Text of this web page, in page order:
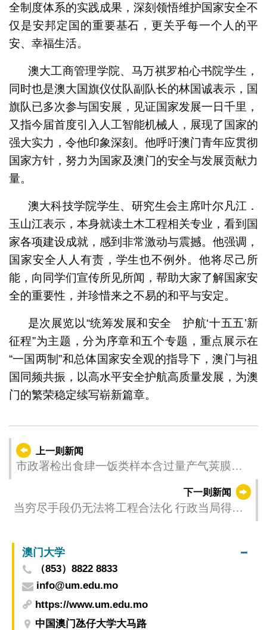
全制度体系的实践成果，深刻领悟维护国家安全不
仅是安邦定国的重要基石，更关乎每一个人的平
安、幸福生活。
澳大工商管理学院、马万祺罗柏心书院学生，
同时也是澳大国旗仪仗队副队长的林国诚表示，国
旗队已多次参与国安展，见证国家发展一日千里，
又指今届首度引入人工智能机械人，展现了国家的
强大实力，令他印象深刻。他呼吁澳门青年应贯彻
国家方针，努力为国家及澳门的安全与发展贡献力
量。
澳大科技学院学生、研究生会主席叶尔凡江．
玉山江表示，本身就读土木工程相关专业，看到国
家各项建设成就，感到非常激动与震撼。他强调，
国家安全人人有责，学生也不例外。他将尽己所
能，向同学们宣传所见所闻，帮助大家了解国家安
全的重要性，并珍惜来之不易的和平与安定。
是次展览以“统筹发展和安全 护航‘十五五’新
征程”为主题，分为序章和五个专题，重点展示在
“一国两制”和总体国家安全观的指导下，澳门与祖
国同频共振，以高水平安全护航高质量发展，为澳
门的繁荣稳定续写崭新篇章。
上一则新闻
市政署检出食肆一饭类样本含过量产气荚膜梭
下一则新闻
当穷尽手段仍无法将工程合法化 行政当局得下
澳门大学
（853）8822 8833
info@um.edu.mo
https://www.um.edu.mo
中国澳门氹仔大学大马路